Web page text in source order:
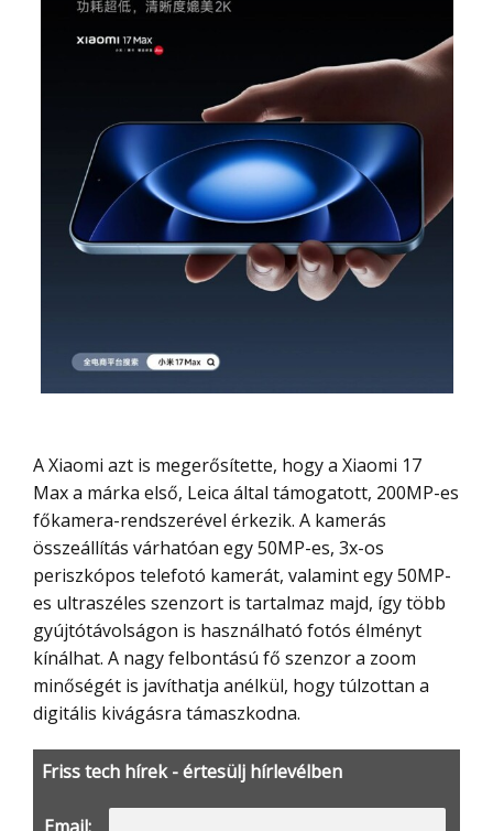
A Xiaomi azt is megerősítette, hogy a Xiaomi 17
Max a márka első, Leica által támogatott, 200MP-es
főkamera-rendszerével érkezik. A kamerás
összeállítás várhatóan egy 50MP-es, 3x-os
periszkópos telefotó kamerát, valamint egy 50MP-
es ultraszéles szenzort is tartalmaz majd, így több
gyújtótávolságon is használható fotós élményt
kínálhat. A nagy felbontású fő szenzor a zoom
minőségét is javíthatja anélkül, hogy túlzottan a
digitális kivágásra támaszkodna.
Friss tech hírek - értesülj hírlevélben
Email: